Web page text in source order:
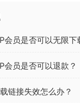
会员是否可以无限下
会员是否可以退款？
链接失效怎么办？